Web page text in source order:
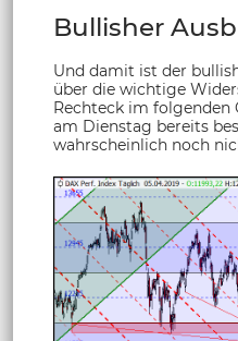
Bullisher
Und damit ist der
über die wichtige
Rechteck im folgenden
am Dienstag bereits
wahrscheinlich noch